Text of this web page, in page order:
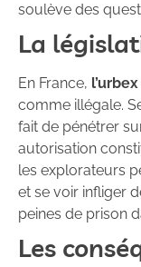
soulève des
La
En France, l’urbex
comme illégale.
fait de pénétrer
autorisation
les explorateurs
et se voir infliger
peines de prison
Les